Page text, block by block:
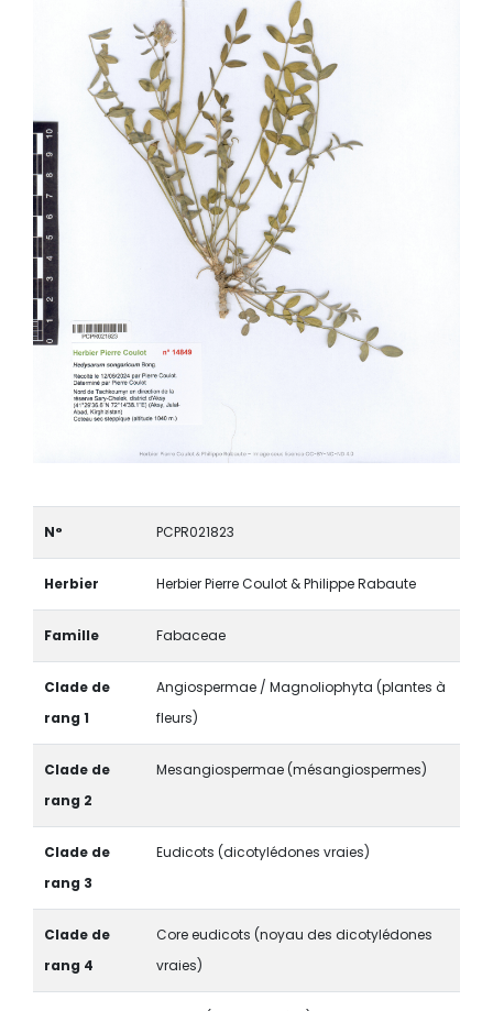
N° PCPR021823
Herbier Herbier Pierre Coulot & Philippe Rabaute
Famille Fabaceae
Clade de
rang 1
Angiospermae / Magnoliophyta (plantes à
fleurs)
Clade de
rang 2
Mesangiospermae (mésangiospermes)
Clade de
rang 3
Eudicots (dicotylédones vraies)
Clade de
rang 4
Core eudicots (noyau des dicotylédones
vraies)